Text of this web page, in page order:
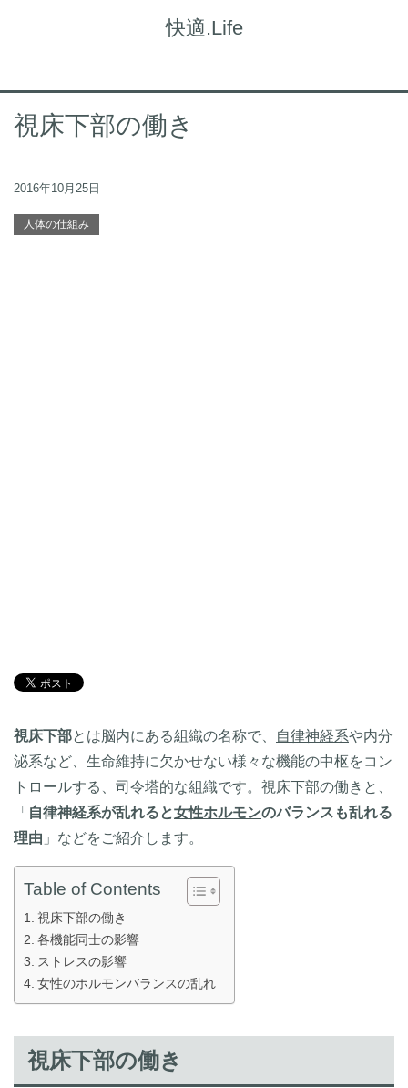
快適.Life
視床下部の働き
2016年10月25日
人体の仕組み
視床下部とは脳内にある組織の名称で、 自律神経系や内分
泌系など、生命維持に欠かせない様々な機能の中枢をコン
トロールする、司令塔的な組織です。視床下部の働きと、
「 自律神経系が乱れると女性ホルモンのバランスも乱れる
理由 」などをご紹介します。
Table of Contents
視床下部の働き
各機能同士の影響
ストレスの影響
女性のホルモンバランスの乱れ
視床下部の働き